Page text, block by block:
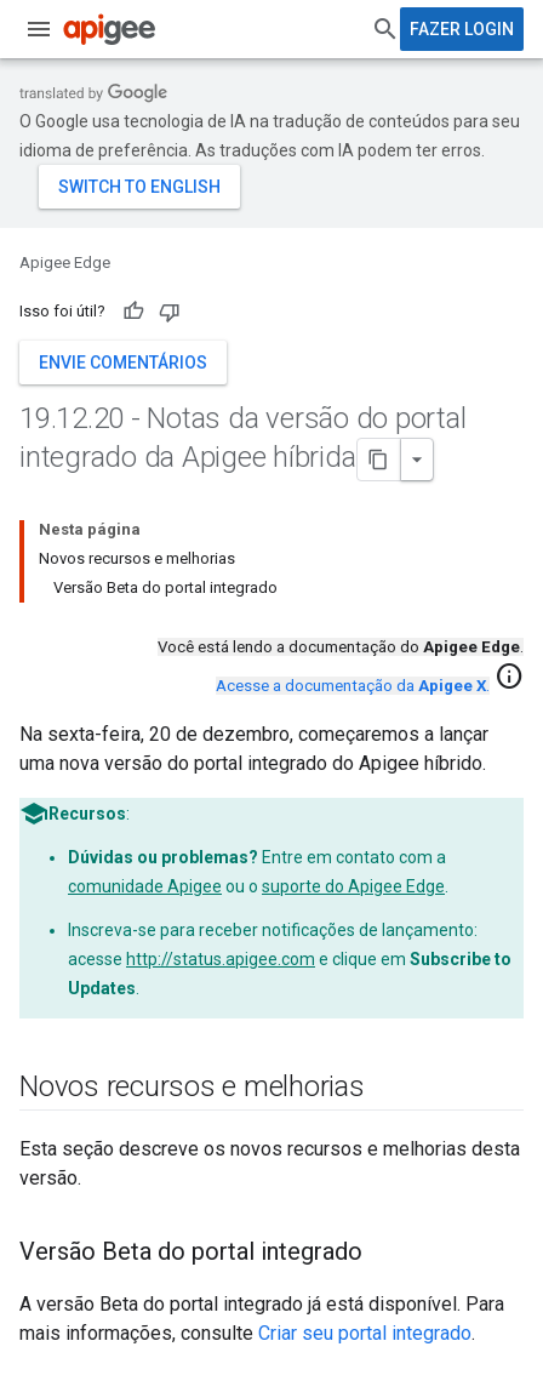
FAZER LOGIN
O Google usa tecnologia de IA na tradução de conteúdos para seu
idioma de preferência. As traduções com IA podem ter erros.
Apigee Edge
Isso foi útil?
ENVIE COMENTÁRIOS
19.12.20 - Notas da versão do portal
integrado da Apigee híbrida
Nesta página
Novos recursos e melhorias
Versão Beta do portal integrado
Você está lendo a documentação do Apigee Edge.
Acesse a documentação da Apigee X. info
Na sexta-feira, 20 de dezembro, começaremos a lançar
uma nova versão do portal integrado do Apigee híbrido.
Recursos:
Dúvidas ou problemas? Entre em contato com a
comunidade Apigee ou o suporte do Apigee Edge
Inscreva-se para receber notificações de lançamento:
acesse http://status.apigee.com e clique em Subscribe to
Updates
Novos recursos e melhorias
Esta seção descreve os novos recursos e melhorias desta
versão.
Versão Beta do portal integrado
A versão Beta do portal integrado já está disponível. Para
mais informações, consulte Criar seu portal integrado.